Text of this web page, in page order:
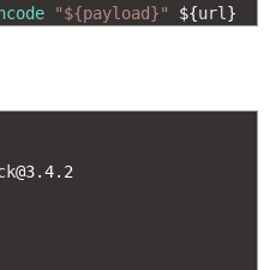
"${payload}" ${url }
@3.4.2